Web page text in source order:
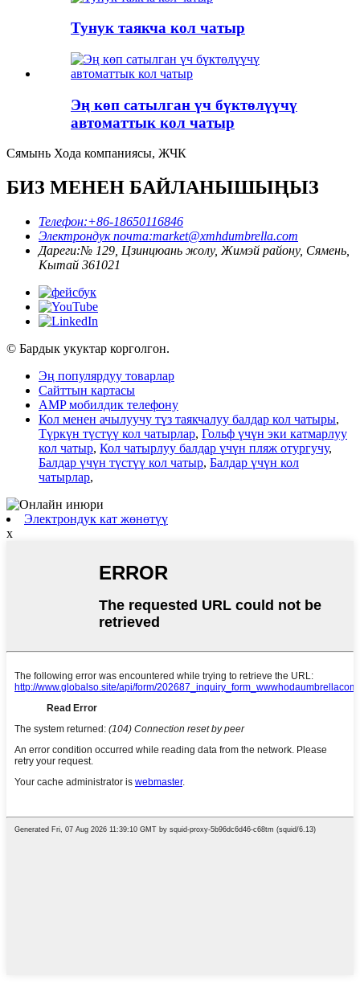
Тунук таякча кол чатыр
Эң көп сатылган үч бүктөлүүчү
автоматтык кол чатыр
Сямынь Хода компаниясы, ЖЧК
БИЗ МЕНЕН БАЙЛАНЫШЫҢЫЗ
Телефон:+86-18650116846
Электрондук почта:market@xmhdumbrella.com
Дареги:№ 129, Цзинцюань жолу, Жимэй району, Сямень,
Кытай 361021
© Бардык укуктар корголгон.
Эң популярдуу товарлар
Сайттын картасы
AMP мобилдик телефону
Кол менен ачылуучу түз таякчалуу балдар кол чатыры,
Түркүн түстүү кол чатырлар, Гольф үчүн эки катмарлуу
кол чатыр, Кол чатырлуу балдар үчүн пляж отургучу,
Балдар үчүн түстүү кол чатыр, Балдар үчүн кол
чатырлар,
Электрондук кат жөнөтүү
x